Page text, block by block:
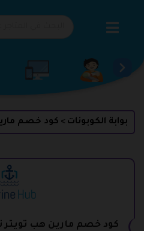
بوابة الكوبونات > كود خصم
كود خصم مارين هب